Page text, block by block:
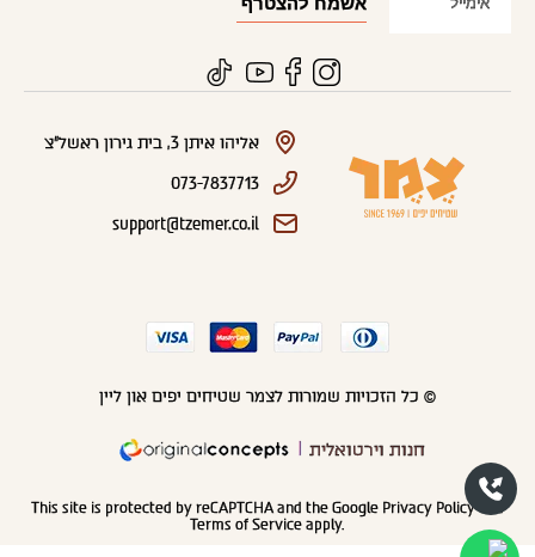
אליהו איתן 3, בית גירון ראשל"צ
073-7837713
support@tzemer.co.il
© כל הזכויות שמורות לצמר שטיחים יפים און ליין
חנות וירטואלית
This site is protected by reCAPTCHA and the Google Privacy Policyand
Terms of Service apply.